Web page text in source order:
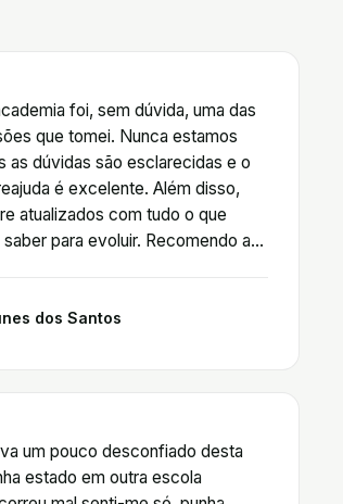
dizer, sem qualquer hesitação,
investimentos que fiz no
O Pedro alia um
muito profundo a um
de responsabilidade para com os
deixa uma dúvida por
sempre disponível para orientar,
independentemente do
de cada um. O que mais
ensina apenas a construir lojas
a pensar, a resolver problemas e a
e um acompanhamento
foi, sem dúvida, uma das
que tomei. Nunca estamos
as dúvidas são esclarecidas e o
é excelente. Além disso,
atualizados com tudo o que
para evoluir. Recomendo a
dos Santos
um pouco desconfiado desta
estado em outra escola